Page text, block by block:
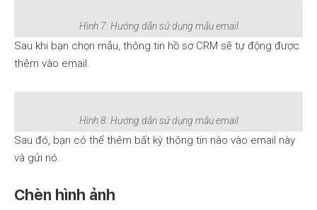
Hình 7: Hướng dẫn sử dụng mẫu email
Sau khi bạn chọn mẫu, thông tin hồ sơ CRM sẽ tự động được
thêm vào email.
Hình 8: Hướng dẫn sử dụng mẫu email
Sau đó, bạn có thể thêm bất kỳ thông tin nào vào email này
và gửi nó.
Chèn hình ảnh